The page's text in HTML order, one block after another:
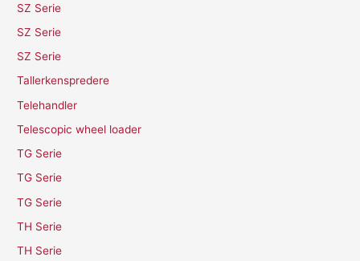
SZ Serie
SZ Serie
SZ Serie
Tallerkenspredere
Telehandler
Telescopic wheel loader
TG Serie
TG Serie
TG Serie
TH Serie
TH Serie